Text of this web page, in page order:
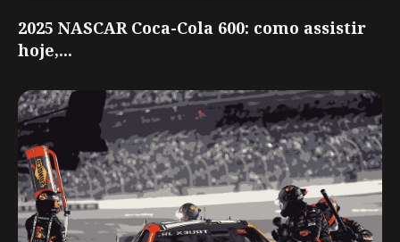
2025 NASCAR Coca-Cola 600: como assistir
hoje,...